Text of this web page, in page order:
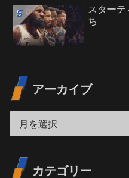
スター
ち
アーカイブ
カテゴリー